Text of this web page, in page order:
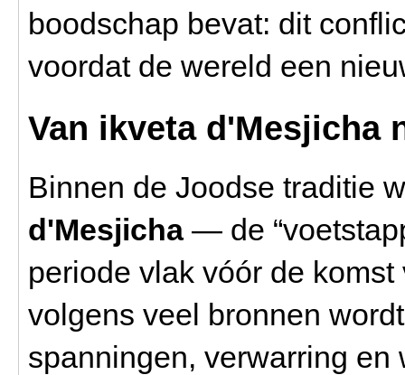
boodschap bevat: dit
voordat de wereld een
Van ikveta d'Mesjicha
Binnen de Joodse traditie
d'Mesjicha— de
periode vlak vóór de
volgens veel bronnen
spanningen, verwarring